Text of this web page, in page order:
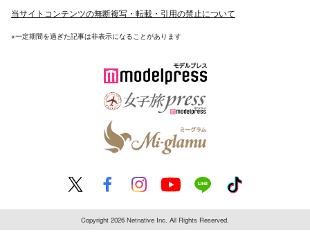
当サイトコンテンツの無断複写・転載・引用の禁止について
※一定期間を過ぎた記事は非表示になることがあります
Copyright 2026 Netnative Inc. All Rights Reserved.